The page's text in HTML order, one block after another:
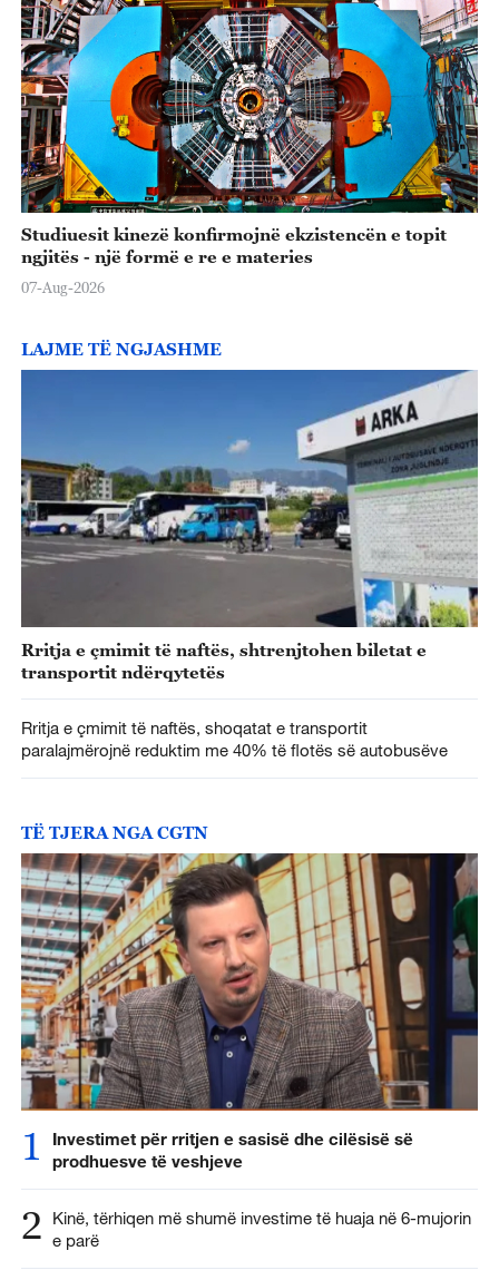
Studiuesit kinezë konfirmojnë ekzistencën e topit
ngjitës - një formë e re e materies
07-Aug-2026
LAJME TË NGJASHME
Rritja e çmimit të naftës, shtrenjtohen biletat e
transportit ndërqytetës
Rritja e çmimit të naftës, shoqatat e transportit
paralajmërojnë reduktim me 40% të flotës së autobusëve
TË TJERA NGA CGTN
1
Investimet për rritjen e sasisë dhe cilësisë së
prodhuesve të veshjeve
2
Kinë, tërhiqen më shumë investime të huaja në 6-mujorin
e parë